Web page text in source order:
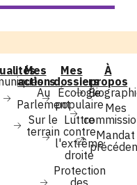
Mes
actions
Au
Parlement
Sur le
terrain
Mes
dossiers
Écologie
populaire
Luttre
contre
l'extrême
droite
Protection
À
propos
Mes
Mandat